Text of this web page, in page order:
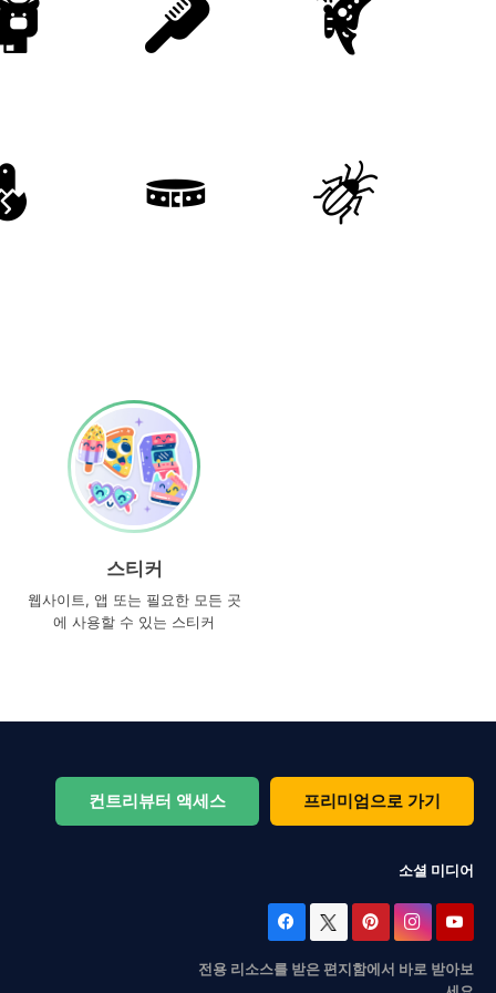
스티커
웹사이트, 앱 또는 필요한 모든 곳
에 사용할 수 있는 스티커
컨트리뷰터 액세스 프리미엄으로 가기
소셜 미디어
전용 리소스를 받은 편지함에서 바로 받아보